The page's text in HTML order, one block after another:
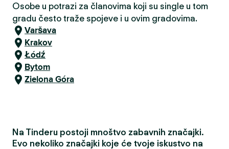
Osobe u potrazi za članovima koji su single u tom
gradu često traže spojeve i u ovim gradovima.
Varšava
Krakov
Łódź
Bytom
Zielona Góra
Na Tinderu postoji mnoštvo zabavnih značajki.
Evo nekoliko značajki koje će tvoje iskustvo na